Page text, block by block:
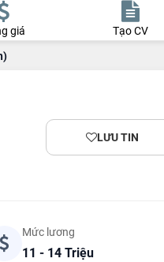
giá Tạo CV
LƯU TIN
Mức lương
11 - 14 Triệu